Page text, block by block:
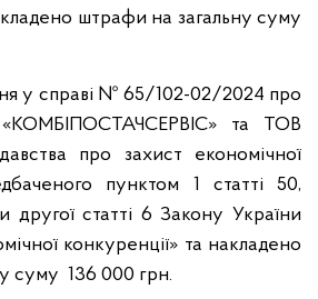
штрафи на загальну суму
у справі № 65/102-02/2024 про
та ТОВ
про захист економічної
пунктом 1 статті 50,
другої статті 6 Закону України
конкуренції» та накладено
суму 136 000 грн.